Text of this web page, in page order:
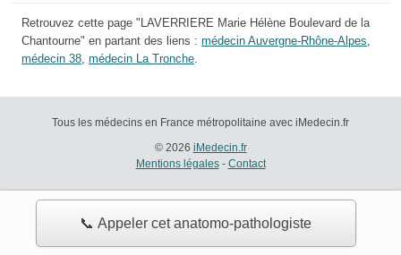
📞 Appeler cet anatomo-pathologiste
Retrouvez cette page "LAVERRIERE Marie Hélène Boulevard de la
Chantourne" en partant des liens : médecin Auvergne-Rhône-Alpes
médecin 38 médecin La Tronche
Tous les médecins en France métropolitaine avec iMedecin.fr
© 2026 iMedecin.fr
Mentions légales- Contact